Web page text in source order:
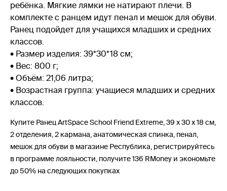
ребёнка. Мягкие лямки не натирают плечи. В
комплекте с ранцем идут пенал и мешок для обуви.
Ранец подойдет для учащихся младших и средних
классов.
• Размер изделия: 39*30*18 см;
• Вес: 800 г;
• Объём: 21,06 литра;
• Возрастная группа: учащиеся младших и средних
классов.
Купите Ранец ArtSpace School Friend Extreme, 39 х 30 х 18 см,
2 отделения, 2 кармана, анатомическая спинка, пенал,
мешок для обуви в магазине Республика, регистрируйтесь
в программе лояльности, получите 136 RMoney и экономьте
до 50% на следующих покупках